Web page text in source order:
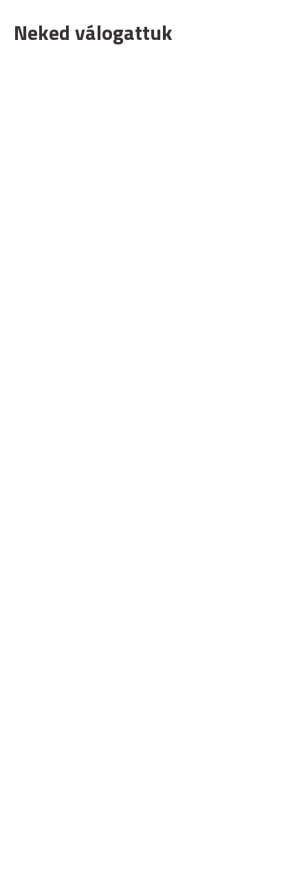
Neked válogattuk